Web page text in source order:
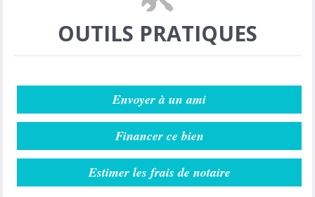
OUTILS PRATIQUES
Envoyer à un ami
Financer ce bien
Estimer les frais de notaire